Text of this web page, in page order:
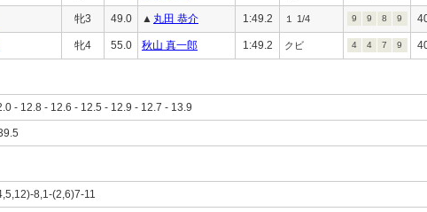
牝3 49.0 ▲ 丸田 恭介 1:49.2 １ 1/4 9 9 8 9
牝4 55.0 秋山 真一郎 1:49.2 クビ 4 4 7 9
- 12.8 - 12.6 - 12.5 - 12.9 - 12.7 - 13.9
8,1-(2,6)7-11